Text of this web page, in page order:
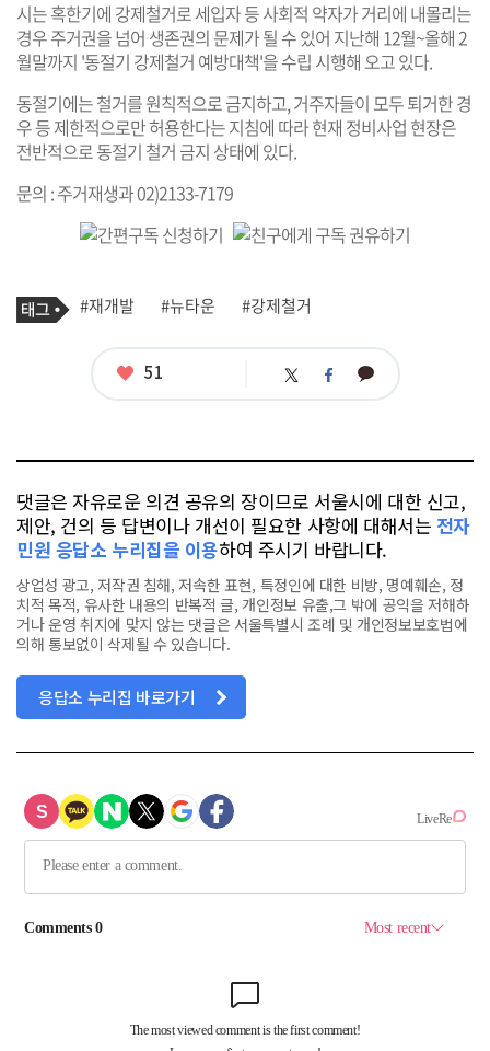
시는 혹한기에 강제철거로 세입자 등 사회적 약자가 거리에 내몰리는
경우 주거권을 넘어 생존권의 문제가 될 수 있어 지난해 12월~올해 2
월말까지 '동절기 강제철거 예방대책'을 수립 시행해 오고 있다.
동절기에는 철거를 원칙적으로 금지하고, 거주자들이 모두 퇴거한 경
우 등 제한적으로만 허용한다는 지침에 따라 현재 정비사업 현장은
전반적으로 동절기 철거 금지 상태에 있다.
문의 : 주거재생과 02)2133-7179
기
사
태
그
#재개발 #뉴타운 #강제철거
좋
51 트 페 카
댓글은 자유로운 의견 공유의 장이므로 서울시에 대한 신고,
제안, 건의 등 답변이나 개선이 필요한 사항에 대해서는 전자
민원 응답소 누리집을 이용하여 주시기 바랍니다.
상업성 광고, 저작권 침해, 저속한 표현, 특정인에 대한 비방, 명예훼손, 정
치적 목적, 유사한 내용의 반복적 글, 개인정보 유출,그 밖에 공익을 저해하
거나 운영 취지에 맞지 않는 댓글은 서울특별시 조례 및 개인정보보호법에
의해 통보없이 삭제될 수 있습니다.
응답소 누리집 바로가기